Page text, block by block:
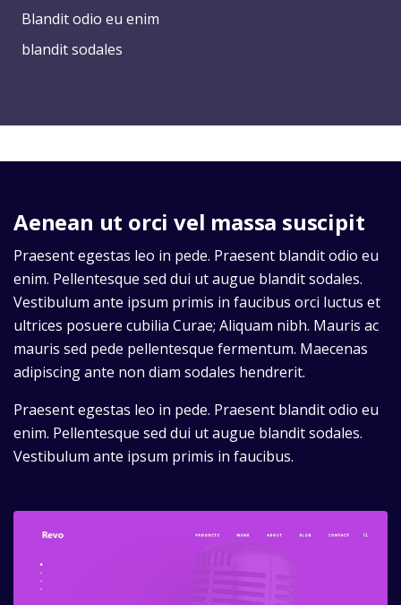
Blandit odio eu enim
blandit sodales
Aenean ut orci vel massa suscipit
Praesent egestas leo in pede. Praesent blandit odio eu
enim. Pellentesque sed dui ut augue blandit sodales.
Vestibulum ante ipsum primis in faucibus orci luctus et
ultrices posuere cubilia Curae; Aliquam nibh. Mauris ac
mauris sed pede pellentesque fermentum. Maecenas
adipiscing ante non diam sodales hendrerit.
Praesent egestas leo in pede. Praesent blandit odio eu
enim. Pellentesque sed dui ut augue blandit sodales.
Vestibulum ante ipsum primis in faucibus.